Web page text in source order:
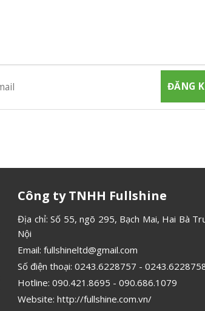
Công ty TNHH Fullshine
Địa chỉ: Số 55, ngõ 295, Bạch Mai, Hai Bà
Nội
Email: fullshineltd@gmail.com
Số điện thoại: 0243.6228757 -
Hotline: 090.421.8695 - 090.686.1079
Website: http://fullshine.com.vn/